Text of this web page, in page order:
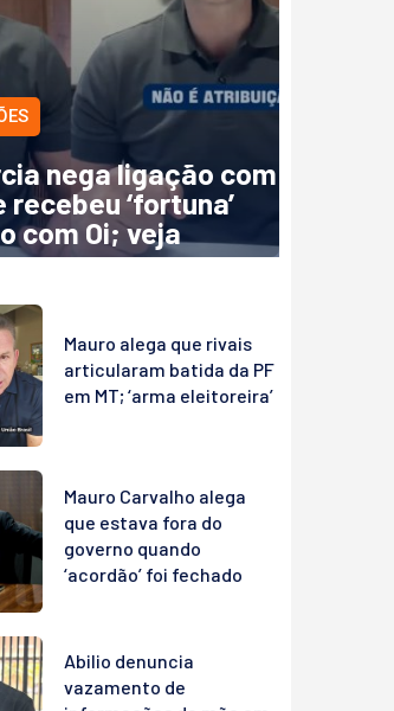
nega ligação com
recebeu ‘fortuna’
com Oi; veja
Mauro alega que rivais
articularam batida da PF
em MT; ‘arma eleitoreira’
Mauro Carvalho alega
que estava fora do
governo quando
‘acordão’ foi fechado
Abilio denuncia
vazamento de